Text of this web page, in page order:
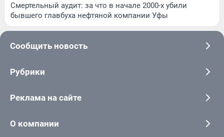
Смертельный аудит: за что в начале 2000-х убили
бывшего главбуха нефтяной компании Уфы
Сообщить новость
Рубрики
Реклама на сайте
О компании